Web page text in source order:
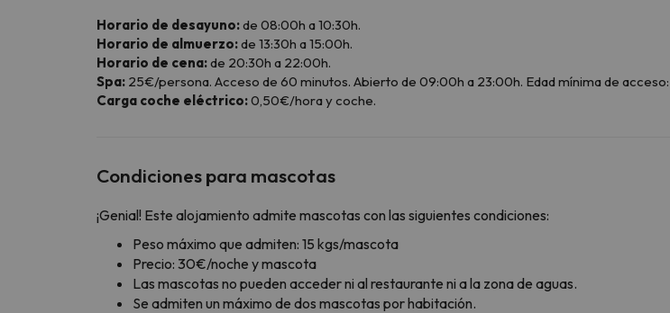
Horario de desayuno:de 08:00h a 10:30h.
Horario de almuerzo:de 13:30h a 15:00h.
Horario de cena:de 20:30h a 22:00h.
Spa: 25€/persona. Acceso de 60 minutos. Abierto de 09:00h a 23:00h. Edad mínima de
Carga coche eléctrico:0,50€/hora y coche.
Condiciones para mascotas
¡Genial! Este alojamiento admite mascotas con las siguientes condiciones:
Peso máximo que admiten: 15 kgs/mascota
Precio: 30€/noche y mascota
Las mascotas no pueden acceder ni al restaurante ni a la zona de aguas.
Se admiten un máximo de dos mascotas por habitación.